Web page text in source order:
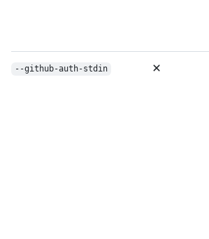
--github-auth-stdin